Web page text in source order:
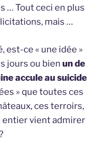
… Tout ceci en plus
mais …
est-ce « une idée »
jours ou bien un de
accule au suicide
» que toutes ces
ces terroirs,
entier vient admirer